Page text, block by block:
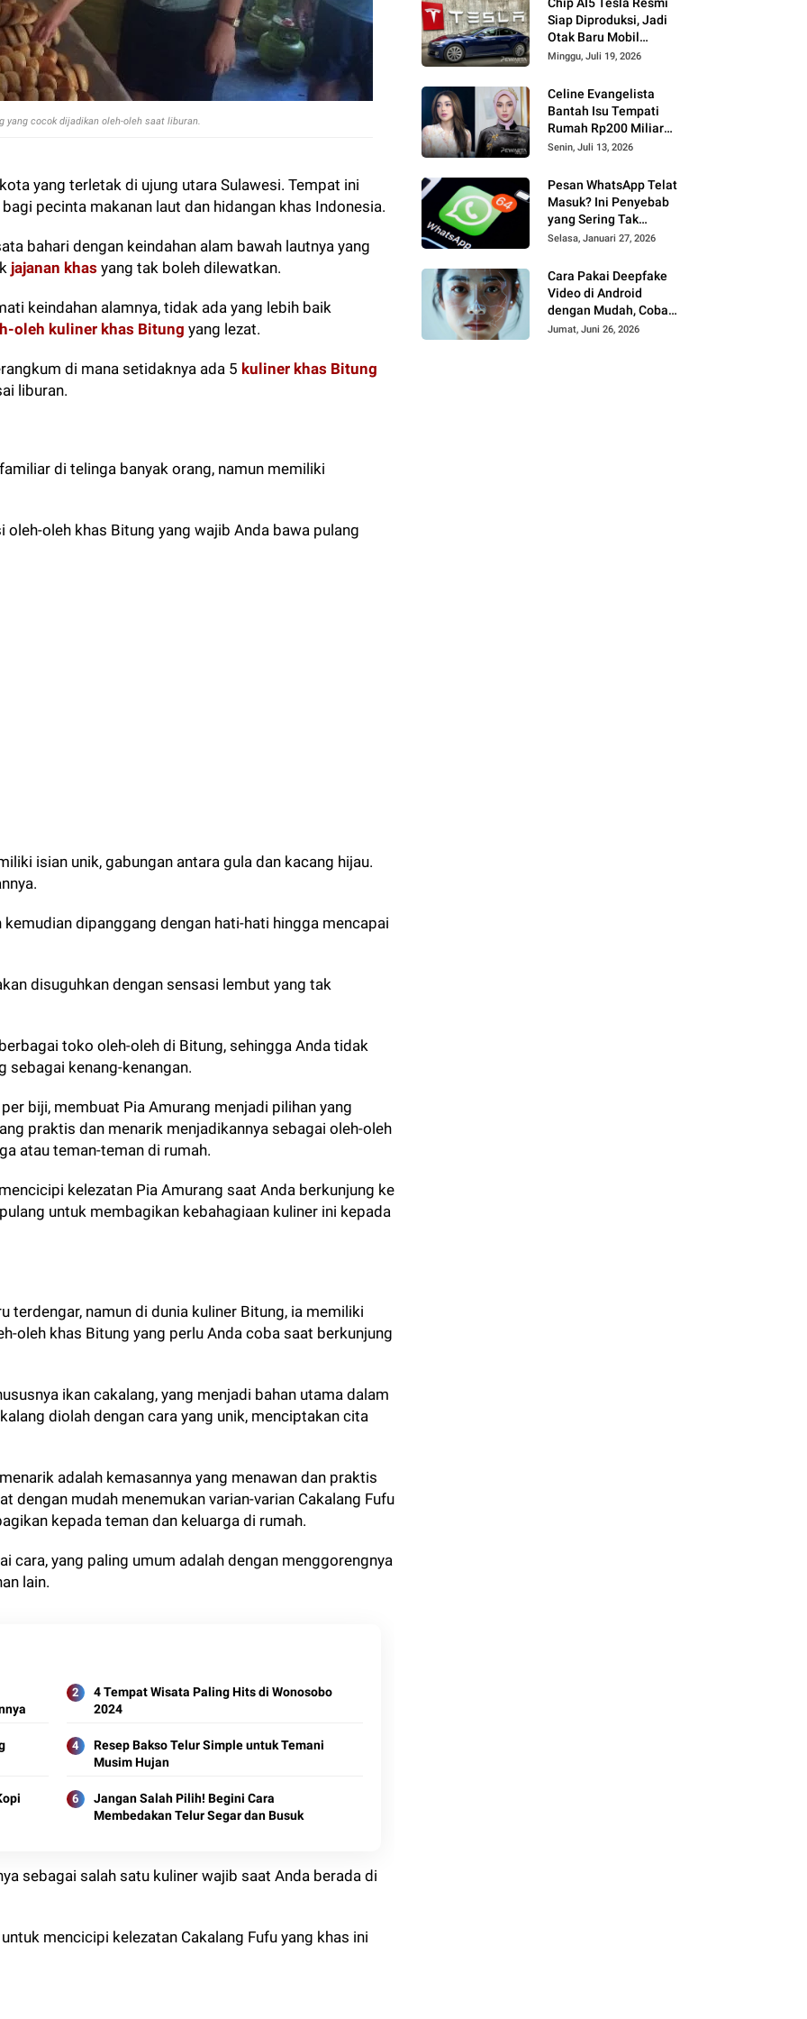
yang cocok dijadikan oleh-oleh saat liburan.
yang terletak di ujung utara Sulawesi. Tempat ini
pecinta makanan laut dan hidangan khas Indonesia.
bahari dengan keindahan alam bawah lautnya yang
jajanan khas yang tak boleh dilewatkan.
keindahan alamnya, tidak ada yang lebih baik
oleh kuliner khas Bitung yang lezat.
di mana setidaknya ada 5 kuliner khas Bitung
liburan.
di telinga banyak orang, namun memiliki
oleh khas Bitung yang wajib Anda bawa pulang
isian unik, gabungan antara gula dan kacang hijau.
dipanggang dengan hati-hati hingga mencapai
disuguhkan dengan sensasi lembut yang tak
toko oleh-oleh di Bitung, sehingga Anda tidak
sebagai kenang-kenangan.
biji, membuat Pia Amurang menjadi pilihan yang
praktis dan menarik menjadikannya sebagai oleh-oleh
atau teman-teman di rumah.
kelezatan Pia Amurang saat Anda berkunjung ke
untuk membagikan kebahagiaan kuliner ini kepada
terdengar, namun di dunia kuliner Bitung, ia memiliki
oleh khas Bitung yang perlu Anda coba saat berkunjung
ikan cakalang, yang menjadi bahan utama dalam
diolah dengan cara yang unik, menciptakan cita
adalah kemasannya yang menawan dan praktis
dengan mudah menemukan varian-varian Cakalang Fufu
kepada teman dan keluarga di rumah.
cara, yang paling umum adalah dengan menggorengnya
lain.
4 Tempat Wisata Paling Hits di Wonosobo
2024
Resep Bakso Telur Simple untuk Temani
Musim Hujan
Jangan Salah Pilih! Begini Cara
Membedakan Telur Segar dan Busuk
sebagai salah satu kuliner wajib saat Anda berada di
mencicipi kelezatan Cakalang Fufu yang khas ini
Siap Diproduksi, Jadi
Otak Baru Mobil
Swakemudi
Minggu, Juli 19, 2026
Celine Evangelista
Bantah Isu Tempati
Rumah Rp200 Miliar
dari Jaksa Agung,
Keras
Senin, Juli 13, 2026
Pesan WhatsApp Telat
Masuk? Ini Penyebab
yang Sering Tak
Disadari Pengguna
Selasa, Januari 27, 2026
Cara Pakai Deepfake
Video di Android
dengan Mudah, Coba
Buat Konten Kreatif AI
Jumat, Juni 26, 2026